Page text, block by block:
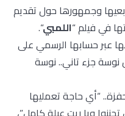
وجمهورها حول تقديم
في فيلم “اللمبي“.
عبر حسابها الرسمي على
نوسة جزء تاني.. نوسة
“أي حاجة تعمليها